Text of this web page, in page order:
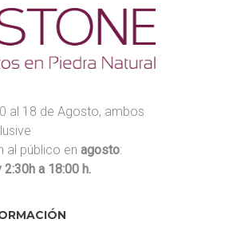
al 18 de Agosto, ambos
al público enagosto:
a 18:00 h.